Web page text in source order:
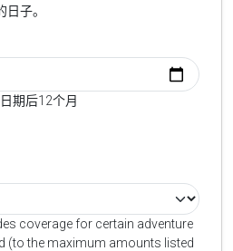
子。
期后12个月
coverage for certain adventure
(to the maximum amounts listed